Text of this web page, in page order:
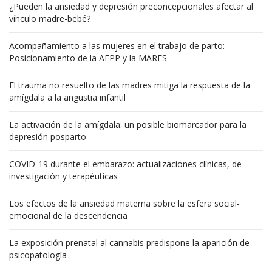
¿Pueden la ansiedad y depresión preconcepcionales afectar al
vínculo madre-bebé?
Acompañamiento a las mujeres en el trabajo de parto:
Posicionamiento de la AEPP y la MARES
El trauma no resuelto de las madres mitiga la respuesta de la
amígdala a la angustia infantil
La activación de la amígdala: un posible biomarcador para la
depresión posparto
COVID-19 durante el embarazo: actualizaciones clínicas, de
investigación y terapéuticas
Los efectos de la ansiedad materna sobre la esfera social-
emocional de la descendencia
La exposición prenatal al cannabis predispone la aparición de
psicopatología